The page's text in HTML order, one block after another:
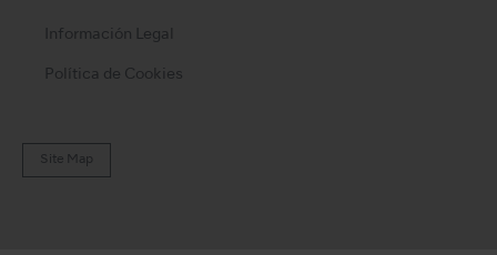
Información Legal
Política de Cookies
Site Map